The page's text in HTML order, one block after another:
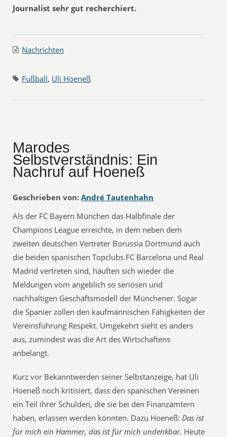
Journalist sehr gut recherchiert.
Nachrichten
Fußball, Uli Hoeneß
Marodes
Selbstverständnis: Ein
Nachruf auf Hoeneß
Geschrieben von: André Tautenhahn
Als der FC Bayern München das Halbfinale der
Champions League erreichte, in dem neben dem
zweiten deutschen Vertreter Borussia Dortmund auch
die beiden spanischen Topclubs FC Barcelona und Real
Madrid vertreten sind, häuften sich wieder die
Meldungen vom angeblich so seriösen und
nachhaltigen Geschäftsmodell der Münchener. Sogar
die Spanier zollen den kaufmännischen Fähigkeiten der
Vereinsführung Respekt. Umgekehrt sieht es anders
aus, zumindest was die Art des Wirtschaftens
anbelangt.
Kurz vor Bekanntwerden seiner Selbstanzeige, hat Uli
Hoeneß noch kritisiert, dass den spanischen Vereinen
ein Teil ihrer Schulden, die sie bei den Finanzämtern
haben, erlassen werden könnten. Dazu Hoeneß: Das ist
für mich ein Hammer, das ist für mich undenkbar. Heute